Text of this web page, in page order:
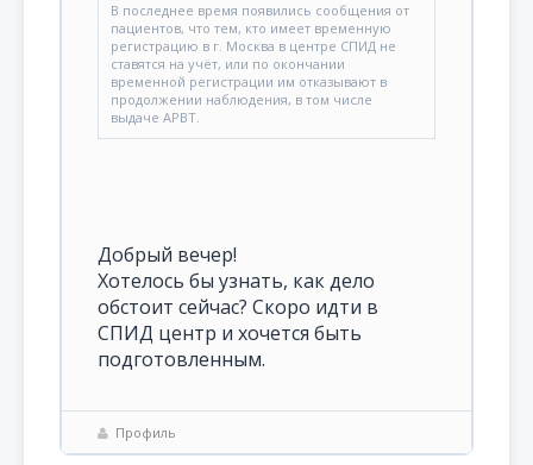
В последнее время появились сообщения от
пациентов, что тем, кто имеет временную
регистрацию в г. Москва в центре СПИД не
ставятся на учёт, или по окончании
временной регистрации им отказывают в
продолжении наблюдения, в том числе
выдаче АРВТ.
Добрый вечер!
Хотелось бы узнать, как дело
обстоит сейчас? Скоро идти в
СПИД центр и хочется быть
подготовленным.
Профиль